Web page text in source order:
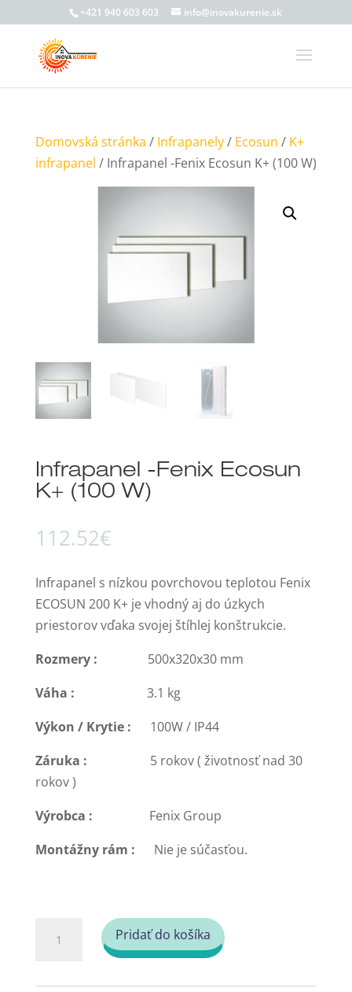
+421 940 603 603 info@inovakurenie.sk
Domovská stránka / Infrapanely/ Ecosun / K+
infrapanel / Infrapanel -Fenix Ecosun K+ (100 W)
Infrapanel -Fenix Ecosun
K+ (100 W)
112.52€
Infrapanel s nízkou povrchovou teplotou Fenix
ECOSUN 200 K+ je vhodný aj do úzkych
priestorov vďaka svojej štíhlej konštrukcie.
Rozmery :
500x320x30 mm
Váha :
3.1 kg
Výkon / Krytie : 100W / IP44
Záruka :
5 rokov ( životnosť nad 30
rokov )
Výrobca :
Fenix Group
Montážny rám :
Nie je súčasťou.
Infrapanel
Pridať do košíka